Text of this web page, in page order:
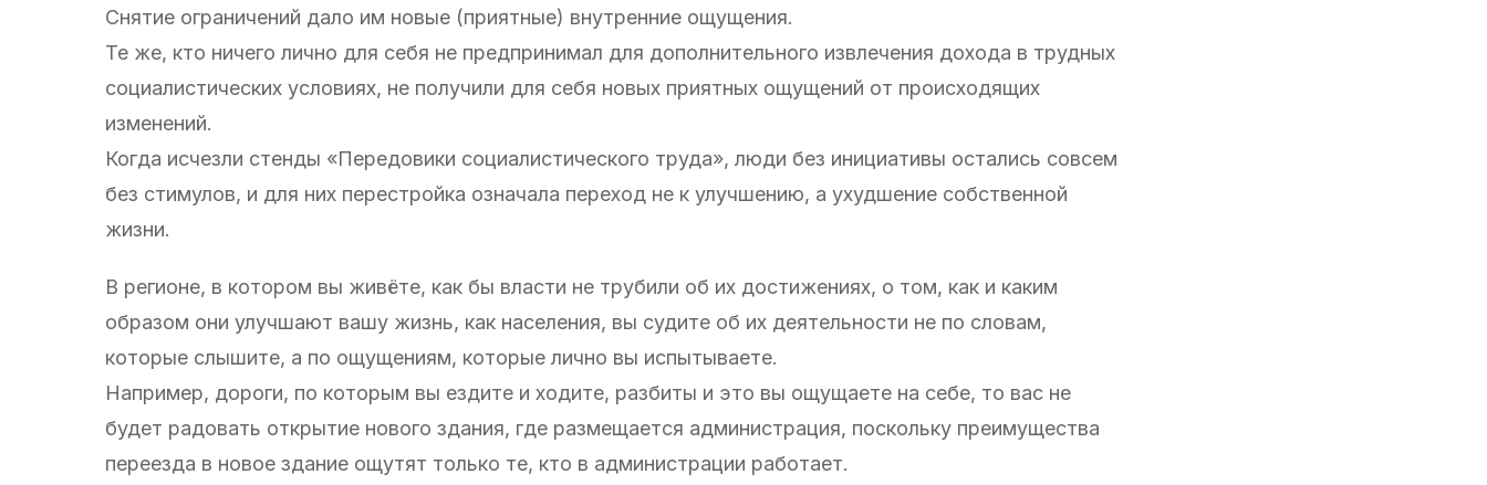
Снятие ограничений дало им новые (приятные) внутренние ощущения.
Те же, кто ничего лично для себя не предпринимал для дополнительного извлечения дохода в трудных
социалистических условиях, не получили для себя новых приятных ощущений от происходящих
изменений.
Когда исчезли стенды «Передовики социалистического труда», люди без инициативы остались совсем
без стимулов, и для них перестройка означала переход не к улучшению, а ухудшение собственной
жизни.
В регионе, в котором вы живёте, как бы власти не трубили об их достижениях, о том, как и каким
образом они улучшают вашу жизнь, как населения, вы судите об их деятельности не по словам,
которые слышите, а по ощущениям, которые лично вы испытываете.
Например, дороги, по которым вы ездите и ходите, разбиты и это вы ощущаете на себе, то вас не
будет радовать открытие нового здания, где размещается администрация, поскольку преимущества
переезда в новое здание ощутят только те, кто в администрации работает.